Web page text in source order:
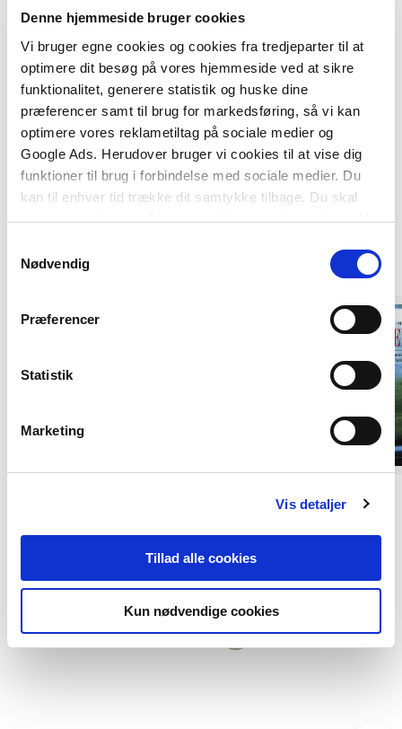
Denne hjemmeside bruger cookies
Vi bruger egne cookies og cookies fra tredjeparter til at
optimere dit besøg på vores hjemmeside ved at sikre
funktionalitet, generere statistik og huske dine
præferencer samt til brug for markedsføring, så vi kan
optimere vores reklametiltag på sociale medier og
Google Ads. Herudover bruger vi cookies til at vise dig
funktioner til brug i forbindelse med sociale medier. Du
kan til enhver tid trække dit samtykke tilbage. Du skal
være opmærksom på, at vores hjemmeside muligvis ikke
tilbagetrækker et samtykke.
Nødvendig
Præferencer
Statistik
Marketing
Vis detaljer
Tillad alle cookies
Kun nødvendige cookies
det bedst hvis den bliver brugt.
Af samme forfatter